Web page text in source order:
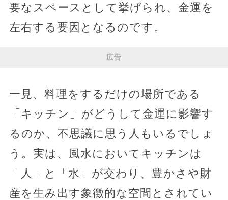
要なスペースとして挙げられ、金運を
左右する要因となるのです。
広告
一見、料理をするだけの場所である
「キッチン」がどうして金運に影響す
るのか、不思議に思う人もいるでしょ
う。実は、風水においてキッチンは
「人」と「水」が交わり、豊かさや財
産を生み出す象徴的な空間とされてい